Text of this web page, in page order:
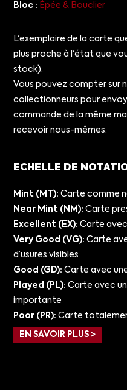
Bloc : Épée & Bouclier
L'exemplaire de la carte
plus proche à l'état que
stock).
Vous pouvez compter sur
collectionneurs pour
commande de la même
recevoir nous-mêmes.
ECHELLE DE
Mint (MT): Carte comme
Near Mint (NM): Carte
Excellent (EX): Carte
Very Good (VG): Carte
d’usures visibles
Good (GD): Carte avec
Played (PL): Carte avec
importante
Poor (PR): Carte
EN SAVOIR PLUS >